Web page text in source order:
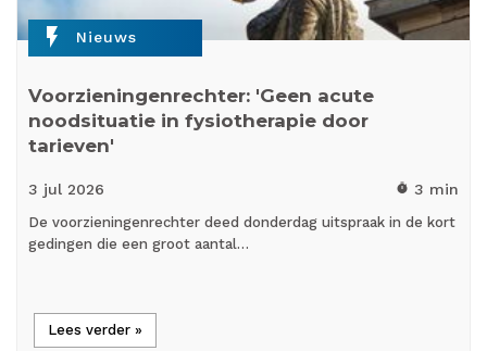
flash_on Nieuws
Voorzieningenrechter: 'Geen acute
noodsituatie in fysiotherapie door
tarieven'
3 jul 2026 timer 3 min
De voorzieningenrechter deed donderdag uitspraak in de kort
gedingen die een groot aantal…
Lees verder »